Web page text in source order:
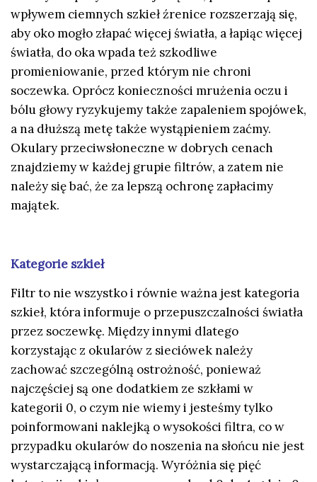
wpływem ciemnych szkieł źrenice rozszerzają się,
aby oko mogło złapać więcej światła, a łapiąc więcej
światła, do oka wpada też szkodliwe
promieniowanie, przed którym nie chroni
soczewka. Oprócz konieczności mrużenia oczu i
bólu głowy ryzykujemy także zapaleniem spojówek,
a na dłuższą metę także wystąpieniem zaćmy.
Okulary przeciwsłoneczne w dobrych cenach
znajdziemy w każdej grupie filtrów, a zatem nie
należy się bać, że za lepszą ochronę zapłacimy
majątek.
Kategorie szkieł
Filtr to nie wszystko i równie ważna jest kategoria
szkieł, która informuje o przepuszczalności światła
przez soczewkę. Między innymi dlatego
korzystając z okularów z sieciówek należy
zachować szczególną ostrożność, ponieważ
najczęściej są one dodatkiem ze szkłami w
kategorii 0, o czym nie wiemy i jesteśmy tylko
poinformowani naklejką o wysokości filtra, co w
przypadku okularów do noszenia na słońcu nie jest
wystarczającą informacją. Wyróżnia się pięć